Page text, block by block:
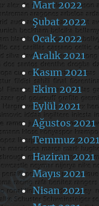
Mart 2022
Şubat 2022
Ocak 2022
Aralık 2021
Kasım 2021
Ekim 2021
Eylül 2021
Ağustos 2021
Temmuz 2021
Haziran 2021
Mayıs 2021
Nisan 2021